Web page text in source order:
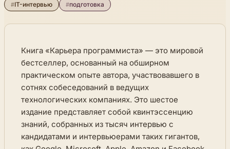
#IT-интервью #подготовка
Книга «Карьера программиста» — это мировой
бестселлер, основанный на обширном
практическом опыте автора, участвовавшего в
сотнях собеседований в ведущих
технологических компаниях. Это шестое
издание представляет собой квинтэссенцию
знаний, собранных из тысяч интервью с
кандидатами и интервьюерами таких гигантов,